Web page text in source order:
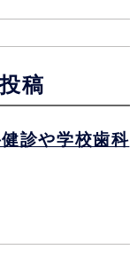
稿
診や学校歯科